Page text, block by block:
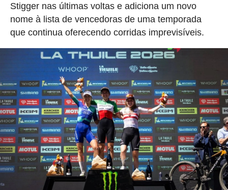
Stigger nas últimas voltas e adiciona um novo
nome à lista de vencedoras de uma temporada
que continua oferecendo corridas imprevisíveis.